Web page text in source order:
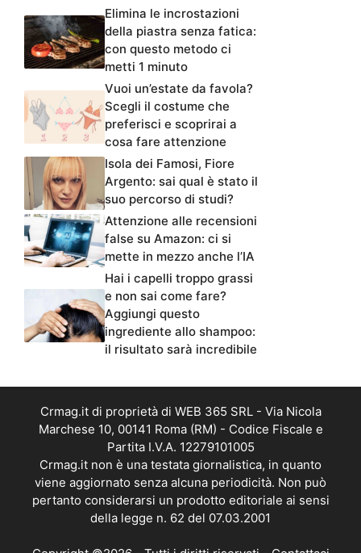
Elimina le incrostazioni
della piastra senza fatica:
con questo metodo ci
metti 1 minuto
Vuoi un’estate da favola?
Scegli il costume che
preferisci e scoprirai a
cosa fare attenzione
Isola dei Famosi, Fiore
Argento: sai qual è stato il
suo percorso di studi?
Attenzione alle recensioni
false su Amazon: ci si
mette in mezzo anche l’IA
Hai i capelli troppo grassi
e non sai come fare?
Aggiungi questo
ingrediente allo shampoo:
il risultato sarà incredibile
Crmag.it di proprietà di WEB 365 SRL - Via Nicola
Marchese 10, 00141 Roma (RM) - Codice Fiscale e
Partita I.V.A. 12279101005
Crmag.it non è una testata giornalistica, in quanto
viene aggiornato senza alcuna periodicità. Non può
pertanto considerarsi un prodotto editoriale ai sensi
della legge n. 62 del 07.03.2001